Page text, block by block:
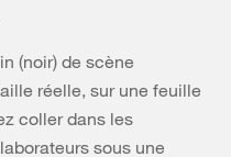
(noir) de scène
réelle, sur une feuille
coller dans les
sous une